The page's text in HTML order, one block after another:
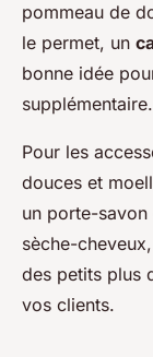
pommeau de
le permet, un
bonne idée
supplémentaire.
Pour les
douces et
un porte-
sèche-
des petits plus
vos clients.